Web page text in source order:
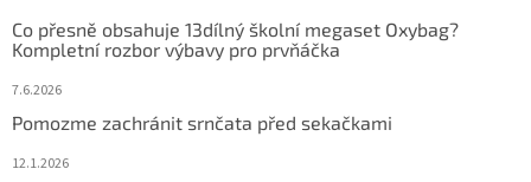
Co přesně obsahuje 13dílný školní megaset Oxybag?
Kompletní rozbor výbavy pro prvňáčka
7.6.2026
Pomozme zachránit srnčata před sekačkami
12.1.2026